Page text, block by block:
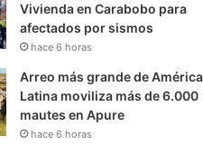
Vivienda en Carabobo para
afectados por sismos
hace 6 horas
Arreo más grande de América
Latina moviliza más de 6.000
mautes en Apure
hace 6 horas